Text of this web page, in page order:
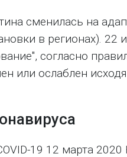
сменилась на
в регионах). 22
согласно
или ослаблен
19 12 марта 2020